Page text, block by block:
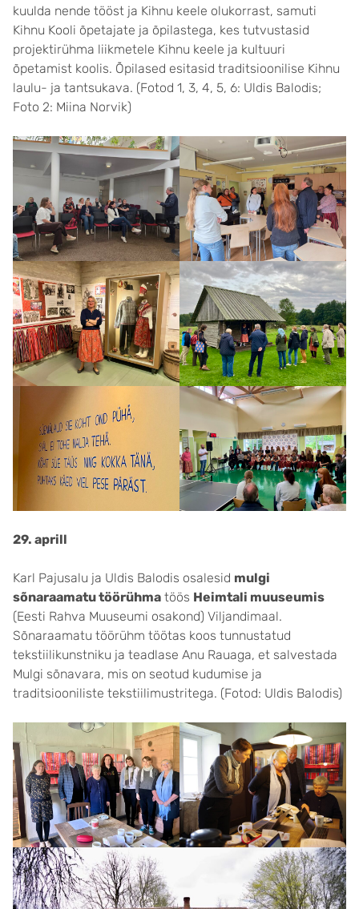
kuulda nende tööst ja Kihnu keele olukorrast, samuti
Kihnu Kooli õpetajate ja õpilastega, kes tutvustasid
projektirühma liikmetele Kihnu keele ja kultuuri
õpetamist koolis. Õpilased esitasid traditsioonilise Kihnu
laulu- ja tantsukava. (Fotod 1, 3, 4, 5, 6: Uldis Balodis;
Foto 2: Miina Norvik)
29. aprill
Karl Pajusalu ja Uldis Balodis osalesid mulgi
sõnaraamatu töörühma töös Heimtali muuseumis
(Eesti Rahva Muuseumi osakond) Viljandimaal.
Sõnaraamatu töörühm töötas koos tunnustatud
tekstiilikunstniku ja teadlase Anu Rauaga, et salvestada
Mulgi sõnavara, mis on seotud kudumise ja
traditsiooniliste tekstiilimustritega. (Fotod: Uldis Balodis)